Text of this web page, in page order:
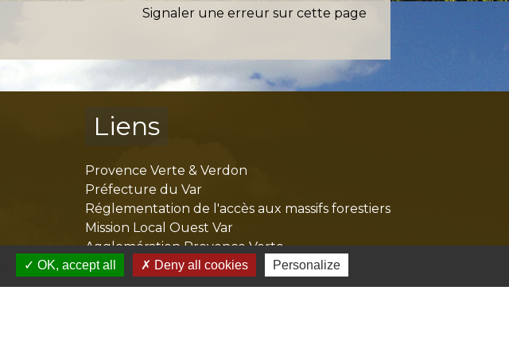
Signaler une erreur sur cette page
Liens
Provence Verte & Verdon
Préfecture du Var
Réglementation de l'accès aux massifs forestiers
Mission Local Ouest Var
Agglomération Provence Verte
OK, accept all Deny all cookies Personalize